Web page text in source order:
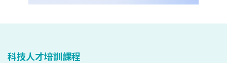
科技人才培訓課程